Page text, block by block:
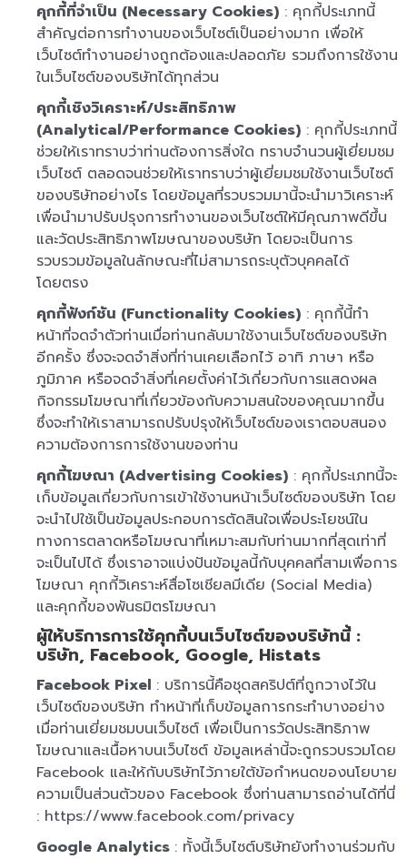
คุกกี้ที่จำเป็น (Necessary Cookies) : คุกกี้ประเภทนี้
สำคัญต่อการทำงานของเว็บไซต์เป็นอย่างมาก เพื่อให้
เว็บไซต์ทำงานอย่างถูกต้องและปลอดภัย รวมถึงการใช้งาน
ในเว็บไซต์ของบริษัทได้ทุกส่วน
คุกกี้เชิงวิเคราะห์/ประสิทธิภาพ
(Analytical/Performance Cookies) : คุกกี้ประเภทนี้
ช่วยให้เราทราบว่าท่านต้องการสิ่งใด ทราบจำนวนผู้เยี่ยมชม
เว็บไซต์ ตลอดจนช่วยให้เราทราบว่าผู้เยี่ยมชมใช้งานเว็บไซต์
ของบริษัทอย่างไร โดยข้อมูลที่รวบรวมมานี้จะนำมาวิเคราะห์
เพื่อนำมาปรับปรุงการทำงานของเว็บไซต์ให้มีคุณภาพดีขึ้น
และวัดประสิทธิภาพโฆษณาของบริษัท โดยจะเป็นการ
รวบรวมข้อมูลในลักษณะที่ไม่สามารถระบุตัวบุคคลได้
โดยตรง
คุกกี้ฟังก์ชัน (Functionality Cookies) : คุกกี้นี้ทำ
หน้าที่จดจำตัวท่านเมื่อท่านกลับมาใช้งานเว็บไซต์ของบริษัท
อีกครั้ง ซึ่งจะจดจำสิ่งที่ท่านเคยเลือกไว้ อาทิ ภาษา หรือ
ภูมิภาค หรือจดจำสิ่งที่เคยตั้งค่าไว้เกี่ยวกับการแสดงผล
กิจกรรมโฆษณาที่เกี่ยวข้องกับความสนใจของคุณมากขึ้น
ซึ่งจะทำให้เราสามารถปรับปรุงให้เว็บไซต์ของเราตอบสนอง
ความต้องการการใช้งานของท่าน
คุกกี้โฆษณา (Advertising Cookies) : คุกกี้ประเภทนี้จะ
เก็บข้อมูลเกี่ยวกับการเข้าใช้งานหน้าเว็บไซต์ของบริษัท โดย
จะนำไปใช้เป็นข้อมูลประกอบการตัดสินใจเพื่อประโยชน์ใน
ทางการตลาดหรือโฆษณาที่เหมาะสมกับท่านมากที่สุดเท่าที่
จะเป็นไปได้ ซึ่งเราอาจแบ่งปันข้อมูลนี้กับบุคคลที่สามเพื่อการ
โฆษณา คุกกี้วิเคราะห์สื่อโซเชียลมีเดีย (Social Media)
และคุกกี้ของพันธมิตรโฆษณา
ผู้ให้บริการการใช้คุกกี้บนเว็บไซต์ของบริษัทนี้ :
บริษัท, Facebook, Google, Histats
Facebook Pixel : บริการนี้คือชุดสคริปต์ที่ถูกวางไว้ใน
เว็บไซต์ของบริษัท ทำหน้าที่เก็บข้อมูลการกระทำบางอย่าง
เมื่อท่านเยี่ยมชมบนเว็บไซต์ เพื่อเป็นการวัดประสิทธิภาพ
โฆษณาและเนื้อหาบนเว็บไซต์ ข้อมูลเหล่านี้จะถูกรวบรวมโดย
Facebook และให้กับบริษัทไว้ภายใต้ข้อกำหนดของนโยบาย
ความเป็นส่วนตัวของ Facebook ซึ่งท่านสามารถอ่านได้ที่นี่
: https://www.facebook.com/privacy
Google Analytics : ทั้งนี้เว็บไซต์บริษัทยังทำงานร่วมกับ